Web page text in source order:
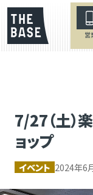
営
7/27（土）
ョップ
イベント 2024年6